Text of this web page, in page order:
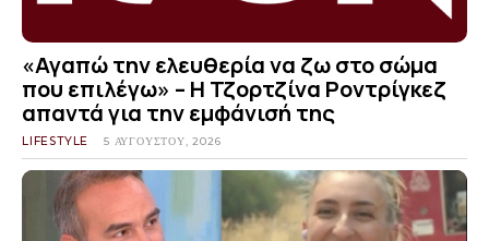
«Αγαπώ την ελευθερία να ζω στο σώμα
που επιλέγω» – Η Τζορτζίνα Ροντρίγκεζ
απαντά για την εμφάνισή της
LIFESTYLE 5 ΑΥΓΟΎΣΤΟΥ, 2026